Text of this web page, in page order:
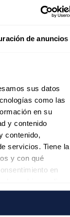
de anuncios
sus datos
como las
en su
y contenido
contenido,
servicios. Tiene la
y con qué
en
del exceso
ha intensificado
de 2030 y la
con nuevo